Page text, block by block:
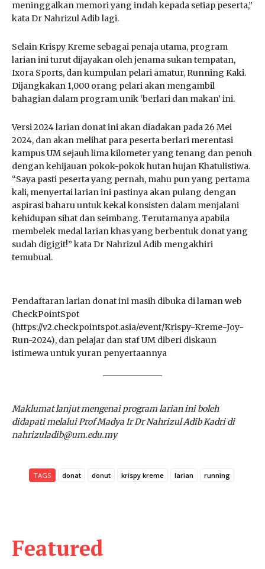
Featured
meninggalkan memori yang indah kepada setiap peserta,”
kata Dr Nahrizul Adib lagi.
Selain Krispy Kreme sebagai penaja utama, program
larian ini turut dijayakan oleh jenama sukan tempatan,
Ixora Sports, dan kumpulan pelari amatur, Running Kaki.
Dijangkakan 1,000 orang pelari akan mengambil
bahagian dalam program unik ‘berlari dan makan’ ini.
Versi 2024 larian donat ini akan diadakan pada 26 Mei
2024, dan akan melihat para peserta berlari merentasi
kampus UM sejauh lima kilometer yang tenang dan penuh
dengan kehijauan pokok-pokok hutan hujan Khatulistiwa.
“Saya pasti peserta yang pernah, mahu pun yang pertama
kali, menyertai larian ini pastinya akan pulang dengan
aspirasi baharu untuk kekal konsisten dalam menjalani
kehidupan sihat dan seimbang. Terutamanya apabila
membelek medal larian khas yang berbentuk donat yang
sudah digigit!” kata Dr Nahrizul Adib mengakhiri
temubual.
Pendaftaran larian donat ini masih dibuka di laman web
CheckPointSpot
(https://v2.checkpointspot.asia/event/Krispy-Kreme-Joy-
Run-2024), dan pelajar dan staf UM diberi diskaun
istimewa untuk yuran penyertaannya
Maklumat lanjut mengenai program larian ini boleh
didapati melalui Prof Madya Ir Dr Nahrizul Adib Kadri di
nahrizuladib@um.edu.my
TAGS donat donut krispy kreme larian running